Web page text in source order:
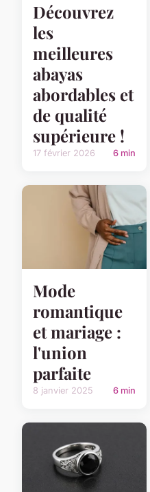
Découvrez
les
meilleures
abayas
abordables et
de qualité
supérieure !
17 février 2026 6 min
Mode
romantique
et mariage :
l'union
parfaite
8 janvier 2025 6 min